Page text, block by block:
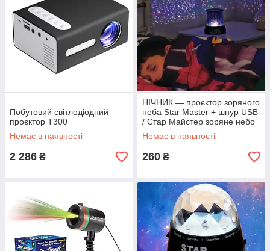
Побутовий світлодіодний
проєктор T300
Немає в наявності
2 286 ₴
НІЧНИК — проєктор зоряного
неба Star Master + шнур USB
/ Стар Майстер зоряне небо
Немає в наявності
260 ₴